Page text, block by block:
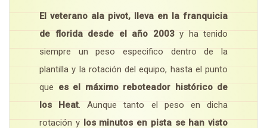
El veterano ala pivot, lleva en la franquicia
de florida desde el año 2003y ha tenido
siempre un peso especifico dentro de la
plantilla y la rotación del equipo, hasta el punto
que es el máximo reboteador histórico de
los Heat. Aunque tanto el peso en dicha
rotación ylos minutos en pista se han visto